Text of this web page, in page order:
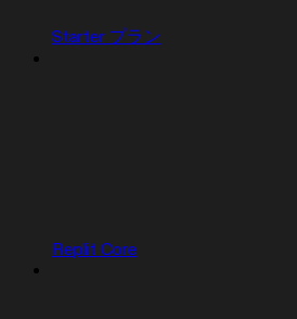
Starter プラン
Replit Core